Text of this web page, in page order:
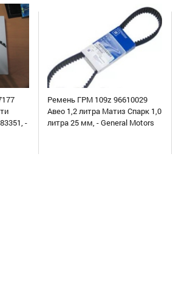
-
Ремень ГРМ 109z 96610029
Авео 1,2 литра Матиз Спарк 1,0
литра 25 мм, - General Motors